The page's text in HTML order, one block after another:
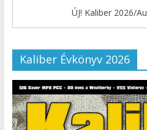
ÚJ! Kaliber 2026/
Kaliber Évkönyv 2026